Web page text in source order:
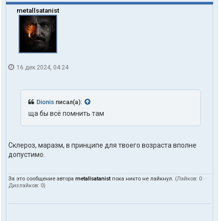
metallsatanist
16 дек 2024, 04:24
Dionis писал(а):
ща бы всё помнить там
Склероз, маразм, в принципе для твоего возраста вполне
допустимо.
За это сообщение автора metallsatanistпока никто не лайкнул. (Лайков: 0 ·
Дизлайков: 0)